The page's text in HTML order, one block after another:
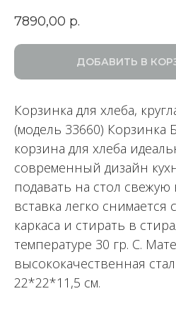
7890,00 р.
ДОБАВИТЬ В
Корзинка для хлеба,
(модель 33660) Корзинка
корзина для хлеба
современный дизайн
подавать на стол
вставка легко снимается
каркаса и стирать в
температуре 30 гр. С.
высококачественная
22*22*11,5 см.